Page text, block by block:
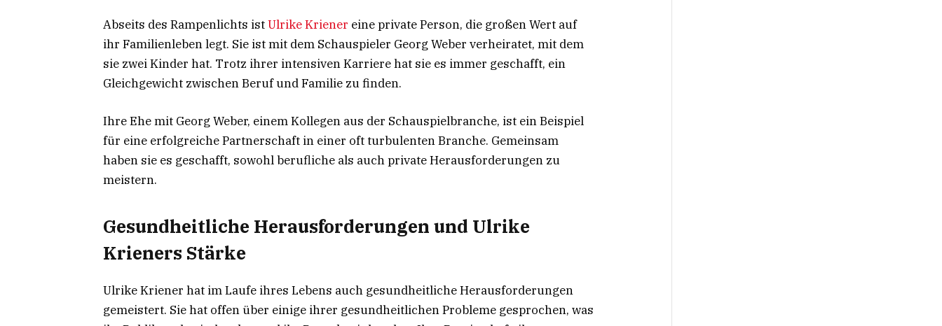
Abseits des Rampenlichts istUlrike Kriener eine private Person, die großen Wert auf
ihr Familienleben legt. Sie ist mit dem Schauspieler Georg Weber verheiratet, mit dem
sie zwei Kinder hat. Trotz ihrer intensiven Karriere hat sie es immer geschafft, ein
Gleichgewicht zwischen Beruf und Familie zu finden.
Ihre Ehe mit Georg Weber, einem Kollegen aus der Schauspielbranche, ist ein Beispiel
für eine erfolgreiche Partnerschaft in einer oft turbulenten Branche. Gemeinsam
haben sie es geschafft, sowohl berufliche als auch private Herausforderungen zu
meistern.
Gesundheitliche Herausforderungen und Ulrike
Krieners Stärke
Ulrike Kriener hat im Laufe ihres Lebens auch gesundheitliche Herausforderungen
gemeistert. Sie hat offen über einige ihrer gesundheitlichen Probleme gesprochen, was